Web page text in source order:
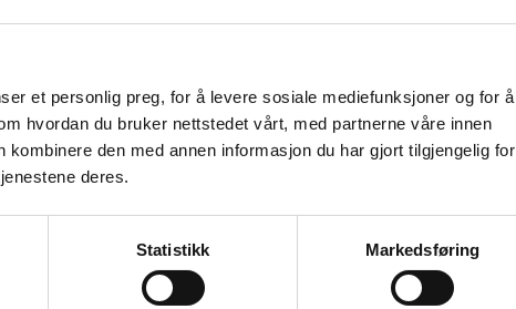
et personlig preg, for å levere sosiale mediefunksjoner og for å
hvordan du bruker nettstedet vårt, med partnerne våre innen
den med annen informasjon du har gjort tilgjengelig for
deres.
Statistikk Markedsføring
mange slag. Men det er alpakkaene som er
komme nærmere dette fantastiske dyret? Da
får du leie en alpakka i grime og rusle en tur på
å hilse på og mate de fra gjerdet kan du
åpnet til Bjørkelangen. Etter at banen kom